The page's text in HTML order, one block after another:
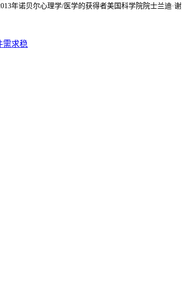
年诺贝尔心理学/医学的获得者美国科学院院士兰迪·
需求稳